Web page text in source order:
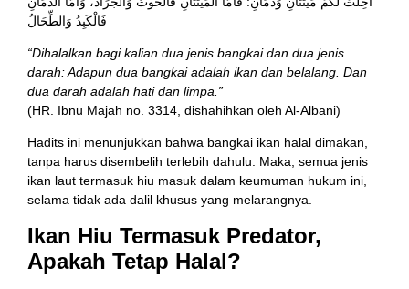
فَالْكَبِدُ وَالطِّحَالُ
“Dihalalkan bagi kalian dua jenis bangkai dan dua jenis
darah: Adapun dua bangkai adalah ikan dan belalang. Dan
dua darah adalah hati dan limpa.”
(HR. Ibnu Majah no. 3314, dishahihkan oleh Al-Albani)
Hadits ini menunjukkan bahwa bangkai ikan halal dimakan,
tanpa harus disembelih terlebih dahulu. Maka, semua jenis
ikan laut termasuk hiu masuk dalam keumuman hukum ini,
selama tidak ada dalil khusus yang melarangnya.
Ikan Hiu Termasuk Predator,
Apakah Tetap Halal?